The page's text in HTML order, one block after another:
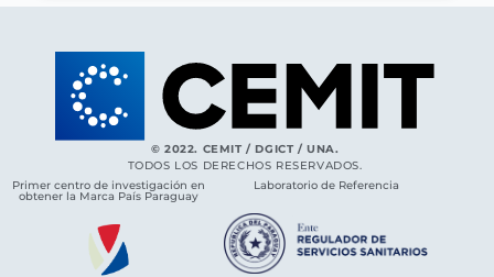
© 2022. CEMIT / DGICT / UNA.
TODOS LOS DERECHOS RESERVADOS.
Primer centro de investigación en
obtener la Marca País Paraguay
Laboratorio de Referencia